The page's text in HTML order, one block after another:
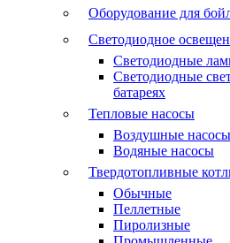
Оборудование для
Светодиодное
Светодиодные
Светодиодные
батареях
Тепловые насосы
Воздушные насосы
Водяные насосы
Твердотопливные
Обычные
Пеллетные
Пиролизные